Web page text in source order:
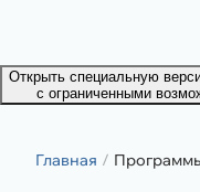
Открыть специальную
с ограниченными
Главная